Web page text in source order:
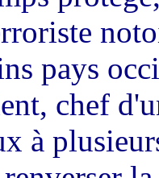
pays
chef
à